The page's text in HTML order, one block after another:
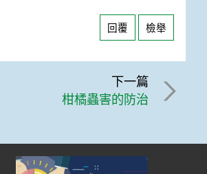
回覆 檢舉
下一篇
柑橘蟲害的防治